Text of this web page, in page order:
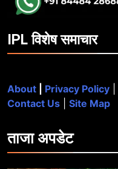
IPL विशेष समाचार
About Privacy Policy
Contact Us
Site Map
ताजाअपडेट